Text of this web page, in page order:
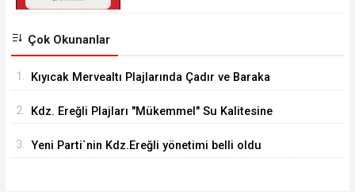
Çok Okunanlar
1. Kıyıcak Mervealtı Plajlarında Çadır ve Baraka
2. Kdz. Ereğli Plajları "Mükemmel" Su Kalitesine
3. Yeni Parti`nin Kdz.Ereğli yönetimi belli oldu